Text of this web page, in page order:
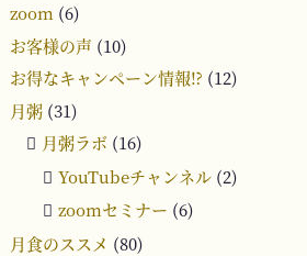
zoom(6)
お客様の声 (10)
お得なキャンペーン情報⁉︎ (12)
月粥(31)
月粥ラボ (16)
YouTubeチャンネル(2)
zoomセミナー (6)
月食のススメ (80)